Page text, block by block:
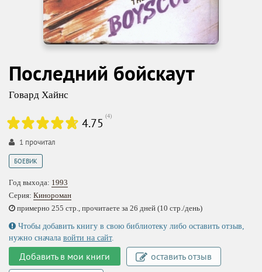
Последний бойскаут
Говард Хайнс
4.75 (4)
1 прочитал
БОЕВИК
Год выхода: 1993
Серия: Кинороман
примерно 255 стр., прочитаете за 26 дней (10 стр./день)
Чтобы добавить книгу в свою библиотеку либо оставить отзыв,
нужно сначала войти на сайт.
Добавить в мои книги
оставить отзыв